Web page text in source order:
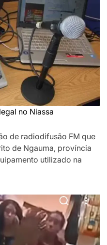
no Niassa
de radiodifusão FM que
de Ngauma, província
utilizado na